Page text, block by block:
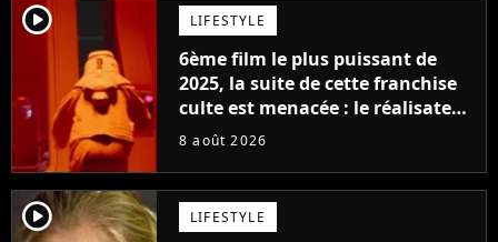
player2 LIFESTYLE
6ème film le plus puissant de
2025, la suite de cette franchise
culte est menacée : le réalisateur
claque la porte pour "différends
8 août 2026
player2 LIFESTYLE